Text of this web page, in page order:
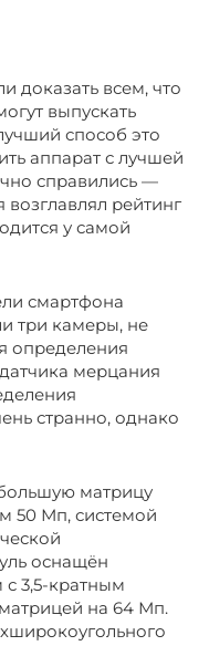
доказать всем, что
выпускать
способ это
аппарат с лучшей
справились —
возглавлял рейтинг
у самой
смартфона
три камеры, не
определения
мерцания
странно, однако
матрицу
50 Мп, системой
оснащён
3,5-кратным
на 64 Мп.